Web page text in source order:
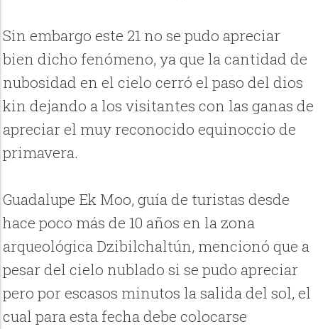
Sin embargo este 21 no se pudo apreciar
bien dicho fenómeno, ya que la cantidad de
nubosidad en el cielo cerró el paso del dios
kin dejando a los visitantes con las ganas de
apreciar el muy reconocido equinoccio de
primavera.
Guadalupe Ek Moo, guía de turistas desde
hace poco más de 10 años en la zona
arqueológica Dzibilchaltún, mencionó que a
pesar del cielo nublado si se pudo apreciar
pero por escasos minutos la salida del sol, el
cual para esta fecha debe colocarse